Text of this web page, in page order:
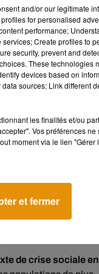
du
dont les
quotidiens.
moins d'une
de santé
la même année.
de crise sociale en
and/or our legitimate
for personalised
performance;
Create profiles to
security, prevent and
These technologies
devices based on
sources; Link different
les finalités et/ou
Vos préférences
moment via le lien "Gérer
et fermer